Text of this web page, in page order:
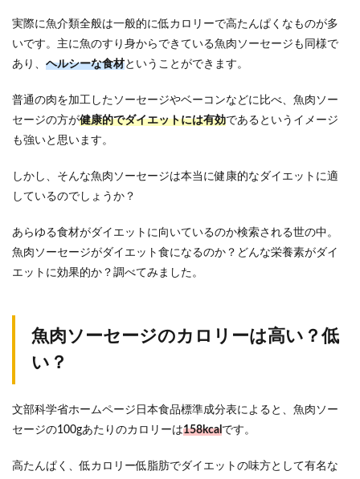
実際に魚介類全般は一般的に低カロリーで高たんぱくなものが多
いです。主に魚のすり身からできている魚肉ソーセージも同様で
あり、 ヘルシーな食材ということができます。
普通の肉を加工したソーセージやベーコンなどに比べ、魚肉ソー
セージの方が健康的でダイエットには有効であるというイメージ
も強いと思います。
しかし、そんな魚肉ソーセージは本当に健康的なダイエットに適
しているのでしょうか？
あらゆる食材がダイエットに向いているのか検索される世の中。
魚肉ソーセージがダイエット食になるのか？どんな栄養素がダイ
エットに効果的か？調べてみました。
魚肉ソーセージのカロリーは高い？低
い？
文部科学省ホームページ日本食品標準成分表によると、魚肉ソー
セージの100gあたりのカロリーは158kcal です。
高たんぱく、低カロリー低脂肪でダイエットの味方として有名な